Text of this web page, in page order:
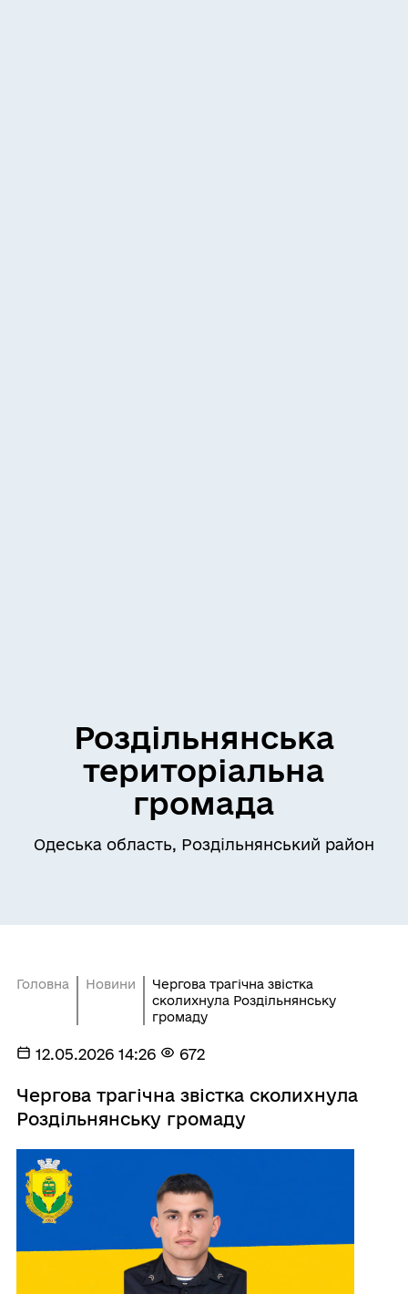
Роздільнянська
територіальна
громада
Одеська область, Роздільнянський район
Головна Новини
Чергова трагічна звістка
сколихнула Роздільнянську
громаду
12.05.2026 14:26 672
Чергова трагічна звістка сколихнула
Роздільнянську громаду